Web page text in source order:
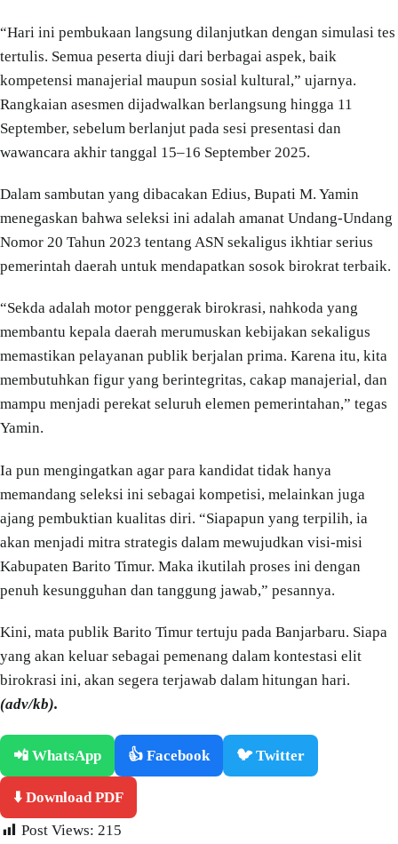
“Hari ini pembukaan langsung dilanjutkan dengan simulasi tes
tertulis. Semua peserta diuji dari berbagai aspek, baik
kompetensi manajerial maupun sosial kultural,” ujarnya.
Rangkaian asesmen dijadwalkan berlangsung hingga 11
September, sebelum berlanjut pada sesi presentasi dan
wawancara akhir tanggal 15–16 September 2025.
Dalam sambutan yang dibacakan Edius, Bupati M. Yamin
menegaskan bahwa seleksi ini adalah amanat Undang-Undang
Nomor 20 Tahun 2023 tentang ASN sekaligus ikhtiar serius
pemerintah daerah untuk mendapatkan sosok birokrat terbaik.
“Sekda adalah motor penggerak birokrasi, nahkoda yang
membantu kepala daerah merumuskan kebijakan sekaligus
memastikan pelayanan publik berjalan prima. Karena itu, kita
membutuhkan figur yang berintegritas, cakap manajerial, dan
mampu menjadi perekat seluruh elemen pemerintahan,” tegas
Yamin.
Ia pun mengingatkan agar para kandidat tidak hanya
memandang seleksi ini sebagai kompetisi, melainkan juga
ajang pembuktian kualitas diri. “Siapapun yang terpilih, ia
akan menjadi mitra strategis dalam mewujudkan visi-misi
Kabupaten Barito Timur. Maka ikutilah proses ini dengan
penuh kesungguhan dan tanggung jawab,” pesannya.
Kini, mata publik Barito Timur tertuju pada Banjarbaru. Siapa
yang akan keluar sebagai pemenang dalam kontestasi elit
birokrasi ini, akan segera terjawab dalam hitungan hari.
(adv/kb).
📲 WhatsApp 👍 Facebook 🐦 Twitter
⬇️ Download PDF
Post Views: 215